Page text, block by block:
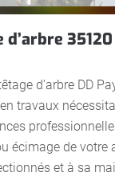
d’arbre
d’arbre DD
travaux
écimage de votre
et à sa